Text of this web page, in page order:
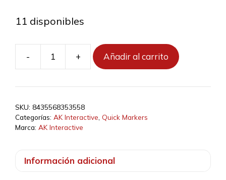
11 disponibles
-
AKMQ005
WARM
-
+ Añadir al carrito
SKU: 8435568353558
Categorías: AK Interactive Quick Markers
Marca: AK Interactive
Información adicional